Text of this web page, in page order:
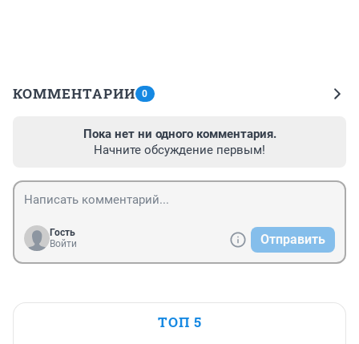
КОММЕНТАРИИ 0
Пока нет ни одного комментария.
Начните обсуждение первым!
Гость
Войти
Отправить
ТОП 5